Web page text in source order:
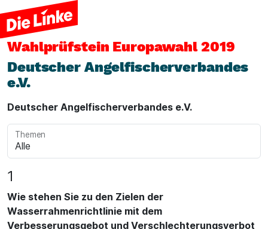
Wahlprüfstein Europawahl 2019
Deutscher Angelfischerverbandes
e.V.
Deutscher Angelfischerverbandes e.V.
Themen
1
Wie stehen Sie zu den Zielen der
Wasserrahmenrichtlinie mit dem
Verbesserungsgebot und Verschlechterungsverbot